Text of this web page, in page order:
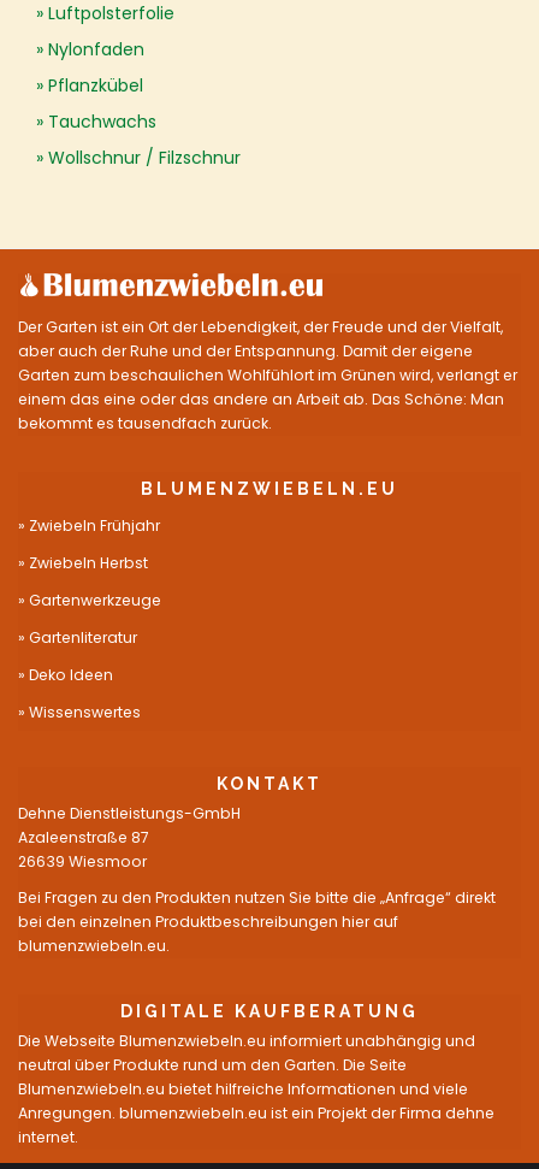
Luftpolsterfolie
Nylonfaden
Pflanzkübel
Tauchwachs
Wollschnur / Filzschnur
Der Garten ist ein Ort der Lebendigkeit, der Freude und der Vielfalt,
aber auch der Ruhe und der Entspannung. Damit der eigene
Garten zum beschaulichen Wohlfühlort im Grünen wird, verlangt er
einem das eine oder das andere an Arbeit ab. Das Schöne: Man
bekommt es tausendfach zurück.
BLUMENZWIEBELN.EU
Zwiebeln Frühjahr
Zwiebeln Herbst
Gartenwerkzeuge
Gartenliteratur
Deko Ideen
Wissenswertes
KONTAKT
Dehne Dienstleistungs-GmbH
Azaleenstraße 87
26639 Wiesmoor
Bei Fragen zu den Produkten nutzen Sie bitte die „Anfrage“ direkt
bei den einzelnen Produktbeschreibungen hier auf
blumenzwiebeln.eu.
DIGITALE KAUFBERATUNG
Die Webseite Blumenzwiebeln.eu informiert unabhängig und
neutral über Produkte rund um den Garten. Die Seite
Blumenzwiebeln.eu bietet hilfreiche Informationen und viele
Anregungen. blumenzwiebeln.eu ist ein Projekt der Firma dehne
internet.